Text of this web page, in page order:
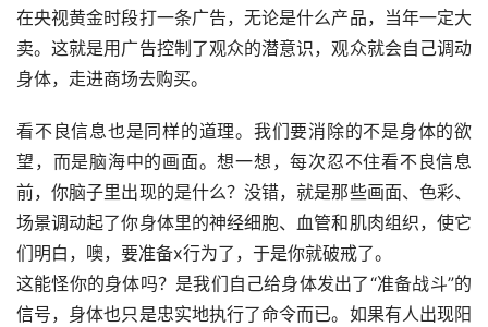
在央视黄金时段打一条广告，无论是什么产品，当年一定大
卖。这就是用广告控制了观众的潜意识，观众就会自己调动
身体，走进商场去购买。
看不良信息也是同样的道理。我们要消除的不是身体的欲
望，而是脑海中的画面。想一想，每次忍不住看不良信息
前，你脑子里出现的是什么？没错，就是那些画面、色彩、
场景调动起了你身体里的神经细胞、血管和肌肉组织，使它
们明白，噢，要准备x行为了，于是你就破戒了。
这能怪你的身体吗？是我们自己给身体发出了“准备战斗”的
信号，身体也只是忠实地执行了命令而已。如果有人出现阳